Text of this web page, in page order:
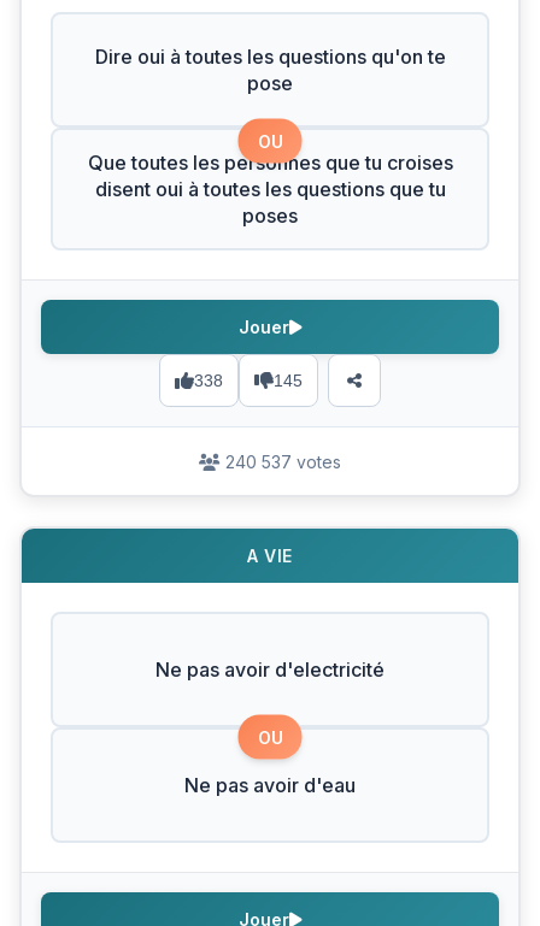
Dire oui à toutes les questions qu'on te
pose
OU
Que toutes les personnes que tu croises
disent oui à toutes les questions que tu
poses
338 145
Jouer
240 537 votes
A VIE
Ne pas avoir d'electricité
OU
Ne pas avoir d'eau
Jouer